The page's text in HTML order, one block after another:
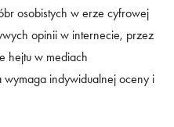
osobistych w erze cyfrowej
opinii w internecie, przez
hejtu w mediach
wymaga indywidualnej oceny i